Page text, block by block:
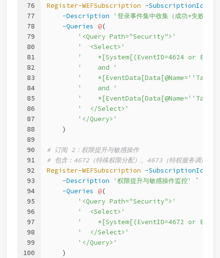
76
77
78
79
80
81
82
83
84
85
86
87
88
89
90
91
92
93
94
95
96
97
98
99
100
Register-WEFSubscription -SubscriptionId
-Description
'登录事件集中收集（成功+失败）'
-Queries
@(
'<Query Path="Security">'
'  <Select>'
'    *[System[(EventID=4624 or
'    and '
'    *[EventData[Data[@Name='
'    and '
'    *[EventData[Data[@Name='
'  </Select>'
'</Query>'
    )
# 订阅 2：权限提升与敏感操作
# 包含：4672（特殊权限分配）、4673（特权服务调用）
Register-WEFSubscription -SubscriptionId
-Description
'权限提升与敏感操作监控'
`
-Queries
@(
'<Query Path="Security">'
'  <Select>'
'    *[System[(EventID=4672 or
'  </Select>'
'</Query>'
    )